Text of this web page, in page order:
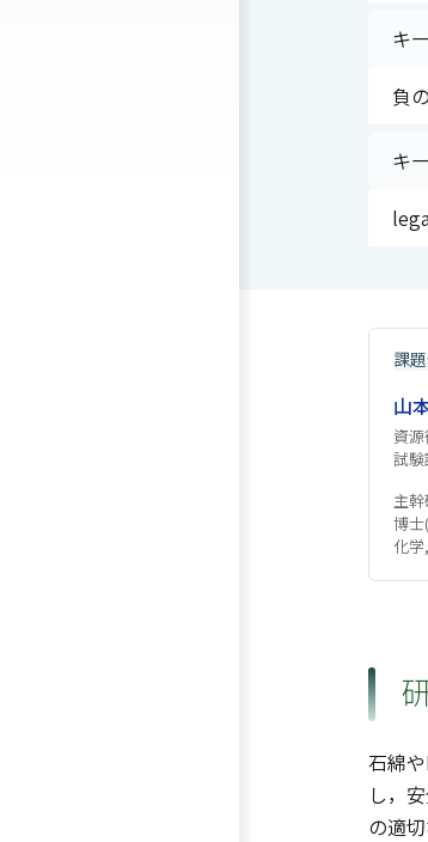
キ
負
キ
課
山
資
試
主
博士
化
石綿
し，
の適